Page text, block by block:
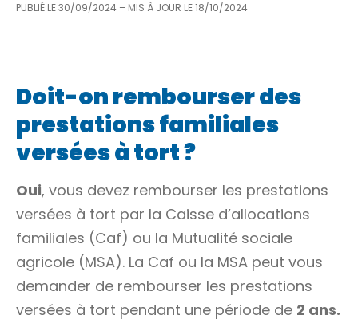
PUBLIÉ LE30/09/2024 – MIS À JOUR LE18/10/2024
Doit-on rembourser des
prestations familiales
versées à tort ?
Oui, vous devez rembourser les prestations
versées à tort par la Caisse d’allocations
familiales (Caf) ou la Mutualité sociale
agricole (MSA). La Caf ou la MSA peut vous
demander de rembourser les prestations
versées à tort pendant une période de 2 ans.